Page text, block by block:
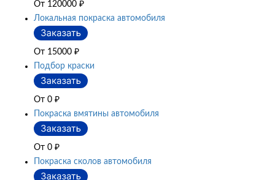
От 120000 ₽
Локальная покраска автомобиля
От 15000 ₽
Подбор краски
От 0 ₽
Покраска вмятины автомобиля
От 0 ₽
Покраска сколов автомобиля